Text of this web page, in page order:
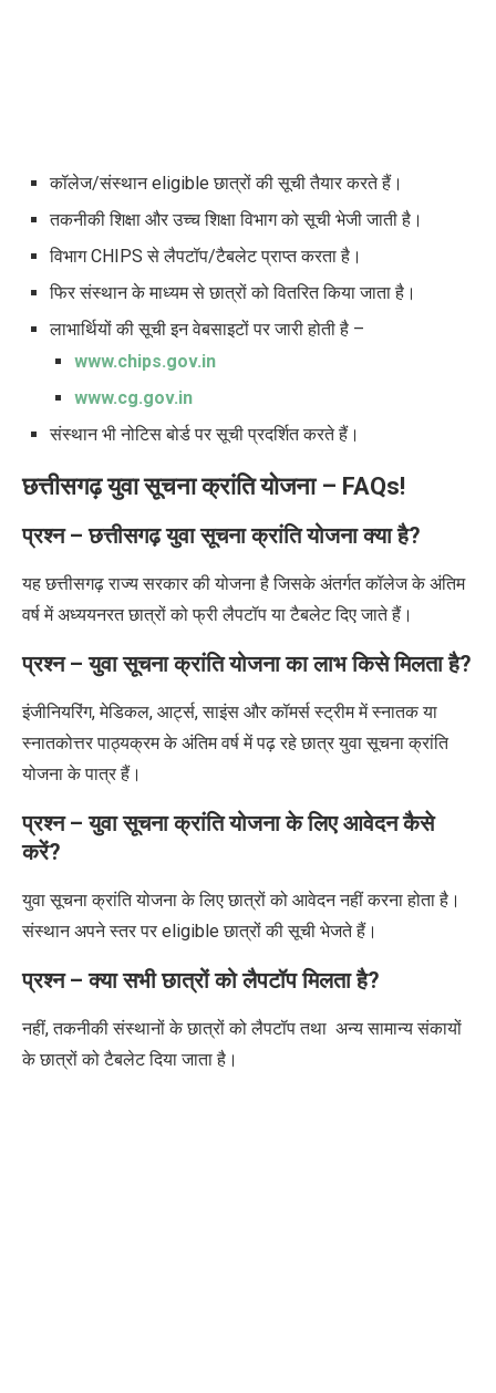
कॉलेज/संस्थानeligibleछात्रों की सूची तैयार करते हैं।
तकनीकी शिक्षा और उच्च शिक्षा विभाग को सूची भेजी जाती है।
विभागCHIPSसे लैपटॉप/टैबलेट प्राप्त करता है।
फिर संस्थान के माध्यम से छात्रों को वितरित किया जाता है।
लाभार्थियों की सूची इन वेबसाइटों पर जारी होती है –
www.chips.gov.in
www.cg.gov.in
संस्थान भी नोटिस बोर्ड पर सूची प्रदर्शित करते हैं।
छत्तीसगढ़ युवा सूचना क्रांति योजना– FAQs!
प्रश्न – छत्तीसगढ़ युवा सूचना क्रांति योजना क्या है?
यह छत्तीसगढ़ राज्य सरकार की योजना है जिसके अंतर्गत कॉलेज के अंतिम
वर्ष में अध्ययनरत छात्रों को फ्री लैपटॉप या टैबलेट दिए जाते हैं।
प्रश्न – युवा सूचना क्रांति योजना का लाभ किसे मिलता है?
इंजीनियरिंग,मेडिकल, आर्ट्स,साइंस और कॉमर्स स्ट्रीम में स्नातक या
स्नातकोत्तर पाठ्यक्रम के अंतिम वर्ष में पढ़ रहे छात्र युवा सूचना क्रांति
योजना के पात्र हैं।
प्रश्न – युवा सूचना क्रांति योजना के लिए आवेदन कैसे
करें?
युवा सूचना क्रांति योजना के लिए छात्रों को आवेदन नहीं करना होता है।
संस्थान अपने स्तर पर eligibleछात्रों की सूची भेजते हैं।
प्रश्न – क्या सभी छात्रों को लैपटॉप मिलता है?
नहीं,तकनीकी संस्थानों के छात्रों को लैपटॉप तथा अन्य सामान्य संकायों
के छात्रों को टैबलेट दिया जाता है।